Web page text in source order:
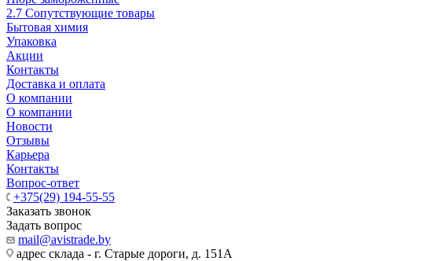
2.7 Сопутствующие товары
Бытовая химия
Упаковка
Акции
Контакты
Доставка и оплата
О компании
О компании
Новости
Отзывы
Карьера
Контакты
Вопрос-ответ
+375(29) 194-55-55
Заказать звонок
Задать вопрос
mail@avistrade.by
адрес склада - г. Старые дороги, д. 151А